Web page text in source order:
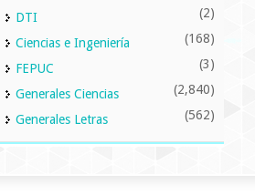
DTI (2)
Ciencias e Ingeniería (168)
FEPUC (3)
Generales Ciencias (2,840)
Generales Letras (562)